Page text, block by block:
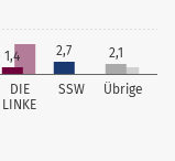
DIE
LINKE
SSW Übrige
1,4 2,7 2,1